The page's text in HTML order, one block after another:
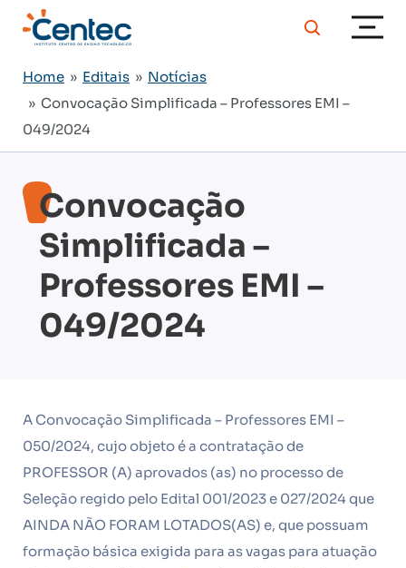
Home » Editais » Notícias
» Convocação Simplificada – Professores EMI –
049/2024
Convocação
Simplificada –
Professores EMI –
049/2024
A Convocação Simplificada – Professores EMI –
050/2024, cujo objeto é a contratação de
PROFESSOR (A) aprovados (as) no processo de
Seleção regido pelo Edital 001/2023 e 027/2024 que
AINDA NÃO FORAM LOTADOS(AS) e, que possuam
formação básica exigida para as vagas para atuação